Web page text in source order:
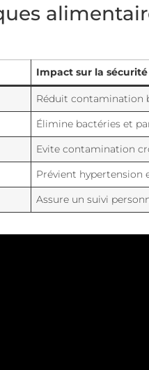
Impact sur la
Réduit contamination
Élimine bactéries et
Evite contamination
Prévient hypertension
Assure un suivi